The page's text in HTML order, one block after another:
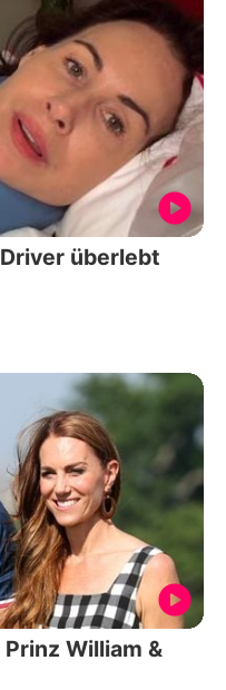
überlebt
William &